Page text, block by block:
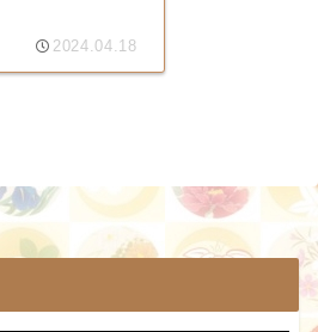
2024.04.18